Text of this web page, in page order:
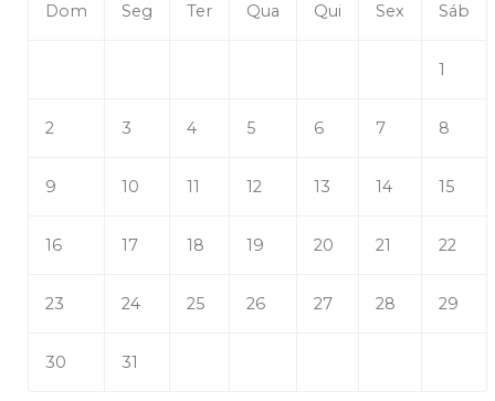
Dom Seg Ter Qua Qui Sex Sáb
1
2 3 4 5 6 7 8
9 10 11 12 13 14 15
16 17 18 19 20 21 22
23 24 25 26 27 28 29
30 31